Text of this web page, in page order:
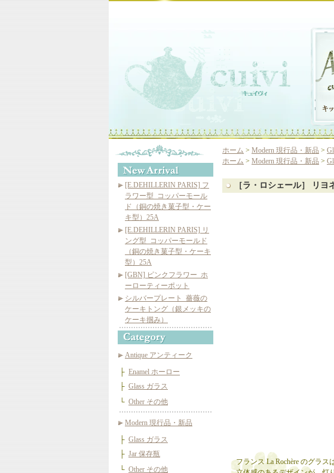
[E.DEHILLERIN PARIS] フ
ラワー型_コッパーモール
ド（銅の焼き菓子型・ケー
キ型）25A
[E.DEHILLERIN PARIS] リ
ング型_コッパーモールド
（銅の焼き菓子型・ケーキ
型）25A
[GBN] ピンクフラワー_ホ
ーローティーポット
シルバープレート_薔薇の
ケーキトング（銀メッキの
ケーキ掴み）
Antique アンティーク
├ Enamel ホーロー
├ Glass ガラス
└ Other その他
Modern 現行品・新品
├ Glass ガラス
├ Jar 保存瓶
└ Other その他
ホーム > Modern 現行品・新品 >
ホーム > Modern 現行品・新品 >
［ラ・ロシェール］ リヨ
フランス La Rochère のグラ